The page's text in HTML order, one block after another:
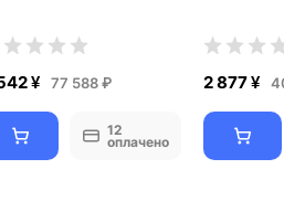
¥ 77 588 ₽
12
оплачено
2 877 ¥